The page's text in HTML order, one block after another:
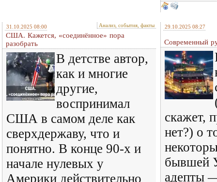
31.10.2025 08:00 Анализ, события, факты
США. Кажется, «соединённое» пора
разобрать
В детстве автор,
как и многие
другие,
воспринимал
США в самом деле как
сверхдержаву, что и
понятно. В конце 90-х и
начале нулевых у
Америки действительно
29.10.2025 08:27
Современный
скажет,
нет?) о
бывшей
адепты